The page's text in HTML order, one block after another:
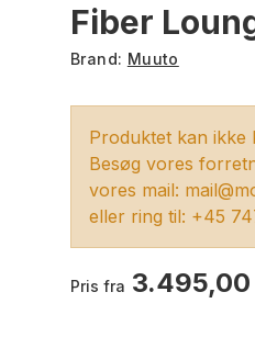
Fiber
Brand: Muuto
Produktet kan ikke
Besøg vores
vores mail:
eller ring til: +45
Pris fra 3.495,00